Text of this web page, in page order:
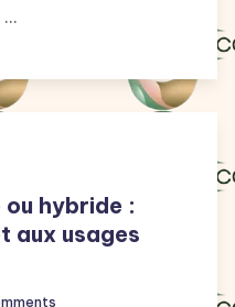
…
hybride :
aux usages